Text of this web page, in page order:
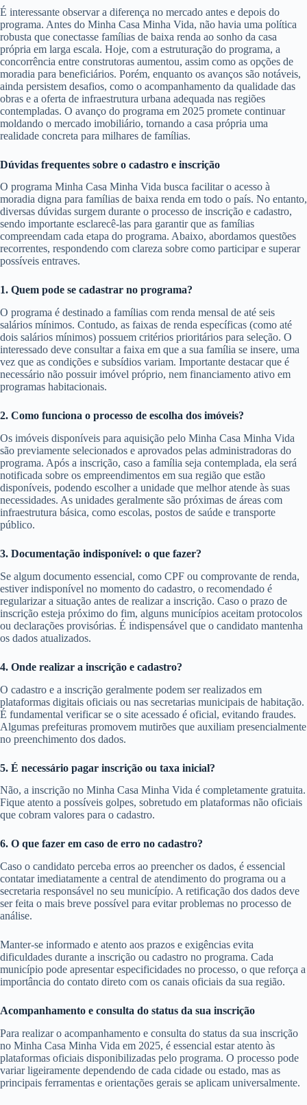
É interessante observar a diferença no mercado antes e depois do
programa. Antes do Minha Casa Minha Vida, não havia uma política
robusta que conectasse famílias de baixa renda ao sonho da casa
própria em larga escala. Hoje, com a estruturação do programa, a
concorrência entre construtoras aumentou, assim como as opções de
moradia para beneficiários. Porém, enquanto os avanços são notáveis,
ainda persistem desafios, como o acompanhamento da qualidade das
obras e a oferta de infraestrutura urbana adequada nas regiões
contempladas. O avanço do programa em 2025 promete continuar
moldando o mercado imobiliário, tornando a casa própria uma
realidade concreta para milhares de famílias.
Dúvidas frequentes sobre o cadastro e inscrição
O programa Minha Casa Minha Vida busca facilitar o acesso à
moradia digna para famílias de baixa renda em todo o país. No entanto,
diversas dúvidas surgem durante o processo de inscrição e cadastro,
sendo importante esclarecê-las para garantir que as famílias
compreendam cada etapa do programa. Abaixo, abordamos questões
recorrentes, respondendo com clareza sobre como participar e superar
possíveis entraves.
1. Quem pode se cadastrar no programa?
O programa é destinado a famílias com renda mensal de até seis
salários mínimos. Contudo, as faixas de renda específicas (como até
dois salários mínimos) possuem critérios prioritários para seleção. O
interessado deve consultar a faixa em que a sua família se insere, uma
vez que as condições e subsídios variam. Importante destacar que é
necessário não possuir imóvel próprio, nem financiamento ativo em
programas habitacionais.
2. Como funciona o processo de escolha dos imóveis?
Os imóveis disponíveis para aquisição pelo Minha Casa Minha Vida
são previamente selecionados e aprovados pelas administradoras do
programa. Após a inscrição, caso a família seja contemplada, ela será
notificada sobre os empreendimentos em sua região que estão
disponíveis, podendo escolher a unidade que melhor atende às suas
necessidades. As unidades geralmente são próximas de áreas com
infraestrutura básica, como escolas, postos de saúde e transporte
público.
3. Documentação indisponível: o que fazer?
Se algum documento essencial, como CPF ou comprovante de renda,
estiver indisponível no momento do cadastro, o recomendado é
regularizar a situação antes de realizar a inscrição. Caso o prazo de
inscrição esteja próximo do fim, alguns municípios aceitam protocolos
ou declarações provisórias. É indispensável que o candidato mantenha
os dados atualizados.
4. Onde realizar a inscrição e cadastro?
O cadastro e a inscrição geralmente podem ser realizados em
plataformas digitais oficiais ou nas secretarias municipais de habitação.
É fundamental verificar se o site acessado é oficial, evitando fraudes.
Algumas prefeituras promovem mutirões que auxiliam presencialmente
no preenchimento dos dados.
5. É necessário pagar inscrição ou taxa inicial?
Não, a inscrição no Minha Casa Minha Vida é completamente gratuita.
Fique atento a possíveis golpes, sobretudo em plataformas não oficiais
que cobram valores para o cadastro.
6. O que fazer em caso de erro no cadastro?
Caso o candidato perceba erros ao preencher os dados, é essencial
contatar imediatamente a central de atendimento do programa ou a
secretaria responsável no seu município. A retificação dos dados deve
ser feita o mais breve possível para evitar problemas no processo de
análise.
Manter-se informado e atento aos prazos e exigências evita
dificuldades durante a inscrição ou cadastro no programa. Cada
município pode apresentar especificidades no processo, o que reforça a
importância do contato direto com os canais oficiais da sua região.
Acompanhamento e consulta do status da sua inscrição
Para realizar o acompanhamento e consulta do status da sua inscrição
no Minha Casa Minha Vida em 2025, é essencial estar atento às
plataformas oficiais disponibilizadas pelo programa. O processo pode
variar ligeiramente dependendo de cada cidade ou estado, mas as
principais ferramentas e orientações gerais se aplicam universalmente.